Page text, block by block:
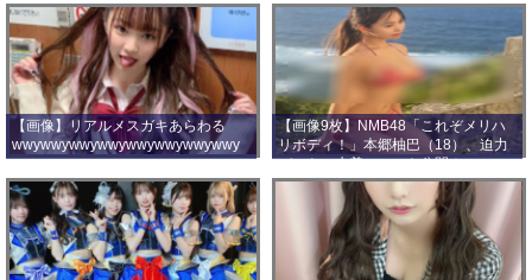
【画像】リアルメスガキあらわる
wwywwywwywwywwywwywwywwy
wwy
【画像9枚】NMB48「これぞメリハ
リボディ！」本郷柚巴（18）、迫力
バストの水着ショット公開！